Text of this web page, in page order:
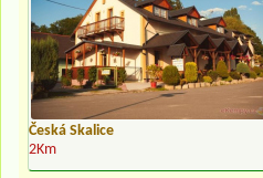
Česká Skalice
2Km